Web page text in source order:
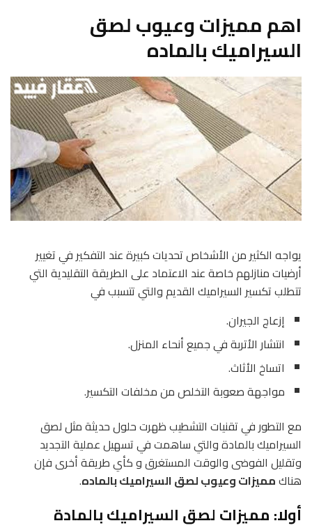
اهم مميزات وعيوب لصق
السيراميك بالماده
يواجه الكثير من الأشخاص تحديات كبيرة عند التفكير في تغيير
أرضيات منازلهم خاصة عند الاعتماد على الطريقة التقليدية التي
تتطلب تكسير السيراميك القديم والتي تتسبب في
إزعاج الجيران.
انتشار الأتربة في جميع أنحاء المنزل.
اتساخ الأثاث.
مواجهة صعوبة التخلص من مخلفات التكسير.
مع التطور في تقنيات التشطيب ظهرت حلول حديثة مثل لصق
السيراميك بالمادة والتي ساهمت في تسهيل عملية التجديد
وتقليل الفوضى والوقت المستغرق و كأي طريقة أخرى فإن
هناكمميزات وعيوب لصق السيراميك بالماده.
أولا: مميزات لصق السيراميك بالمادة